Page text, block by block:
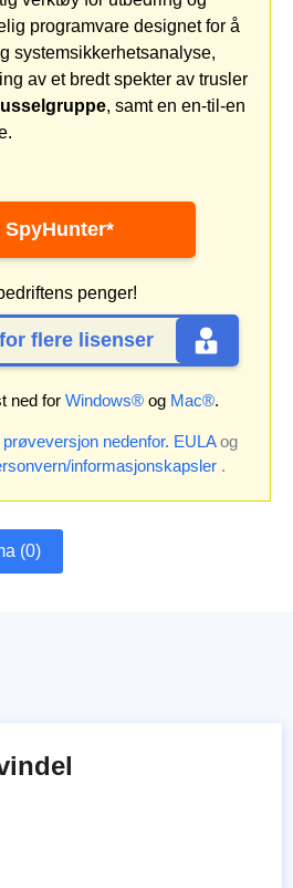
programvare designet for å
systemsikkerhetsanalyse,
av et bredt spekter av trusler
, samt en en-til-en
SpyHunter*
penger!
flere lisenser
ned for Windows® og Mac®.
nedenfor. EULAog
informasjonskapsler.
(0)